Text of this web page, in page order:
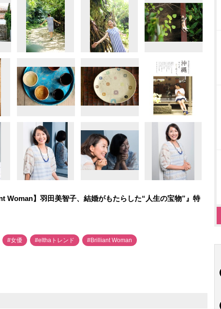
Woman】羽田美智子、結婚がもたらした“人生の宝物”』特
#女優 #elthaトレンド #Brilliant Woman